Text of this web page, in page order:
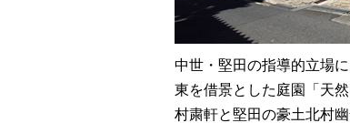
中世・堅田の指導的立場
東を借景とした庭園「天
村粛軒と堅田の豪土北村